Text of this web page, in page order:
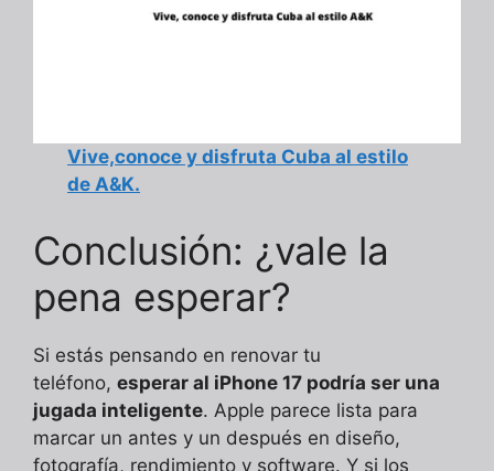
Vive,conoce y disfruta Cuba al estilo
de A&K.
Conclusión: ¿vale la
pena esperar?
Si estás pensando en renovar tu
teléfono, esperar al iPhone 17 podría ser una
jugada inteligente. Apple parece lista para
marcar un antes y un después en diseño,
fotografía, rendimiento y software. Y si los